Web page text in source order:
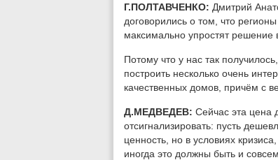
Г.ПОЛТАВЧЕНКО: Дмитрий
договорились о том, что
максимально упростят решение
Потому что у нас так
построить несколько очень
качественных домов, причём с
Д.МЕДВЕДЕВ: Сейчас эта цена
отсигнализировать: пусть
ценность, но в условиях
иногда это должны быть и